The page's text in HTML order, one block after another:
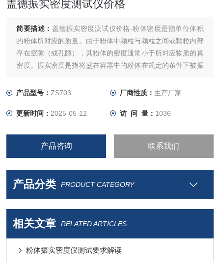
盖德振实密度测试仪价格
简要描述： 盖德振实密度测试仪价格-粉体密度是指单位体积
的粉体所对应的质量。由于粉体中颗粒与颗粒之间或颗粒内部
存在空隙（或孔隙），其粉体的密度通常小于所对应物质的真
密度。振实密度是指将盛在容器中的粉体在规定的条件下被振
产品型号：ZS703 厂商性质： 生产厂家
更新时间： 2025-05-12 访 问 量： 1036
产品咨询 联系我们
产品分类 PRODUCT CATEGORY
相关文章 RELATED ARTICLES
粉体振实密度仪测试要求解读